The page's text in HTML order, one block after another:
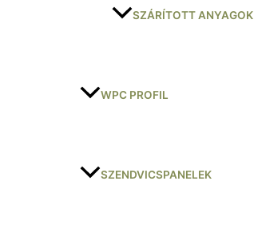
SZÁRÍTOTT ANYAGOK
WPC PROFIL
SZENDVICSPANELEK